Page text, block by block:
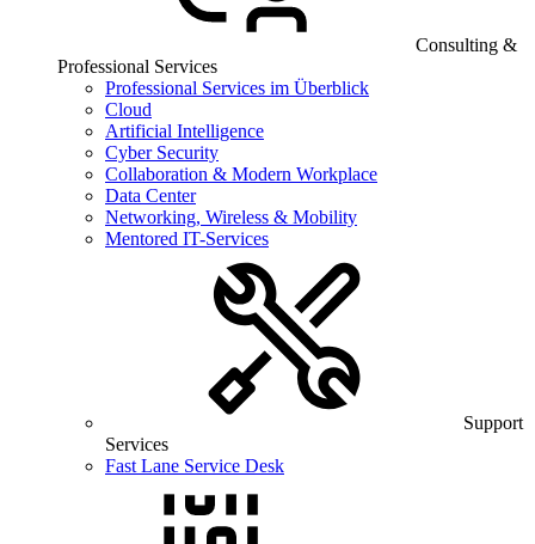
Consulting &
Professional Services
Professional Services im Überblick
Cloud
Artificial Intelligence
Cyber Security
Collaboration & Modern Workplace
Data Center
Networking, Wireless & Mobility
Mentored IT-Services
Support
Services
Fast Lane Service Desk